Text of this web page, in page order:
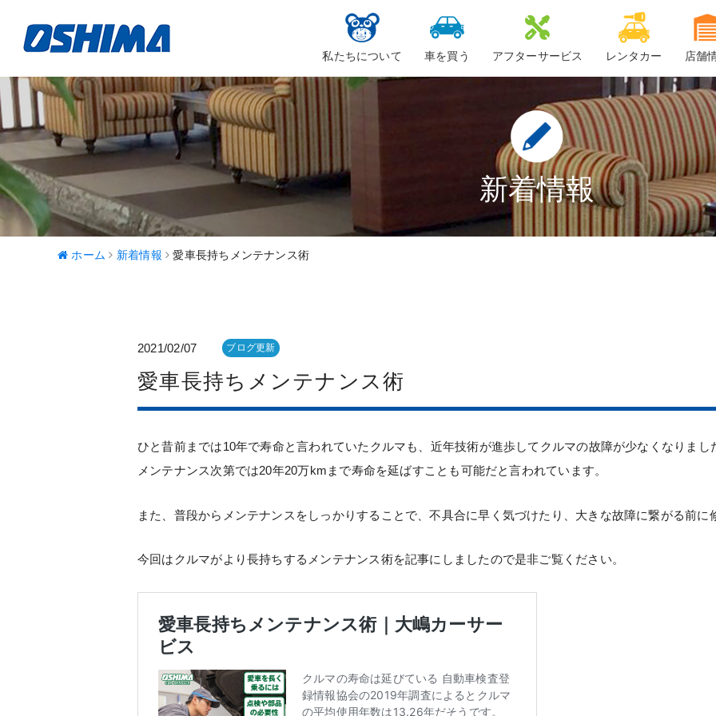
私たちについて 車を買う アフターサービス
整備・修理
鈑金
ロードサービス
レンタカー 店舗
新着情報
ホーム 新着情報 愛車長持ちメンテナンス術
2021/02/07 ブログ更新
愛車長持ちメンテナンス術
ひと昔前までは10年で寿命と言われていたクルマも、近年技術が進歩してクルマの故障が少なくなりまし
メンテナンス次第では20年20万kmまで寿命を延ばすことも可能だと言われています。
また、普段からメンテナンスをしっかりすることで、不具合に早く気づけたり、大きな故障に繋がる前に
今回はクルマがより長持ちするメンテナンス術を記事にしましたので是非ご覧ください。